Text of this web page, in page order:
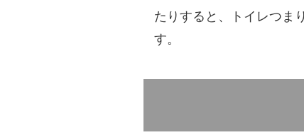
たりすると、トイレつま
す。